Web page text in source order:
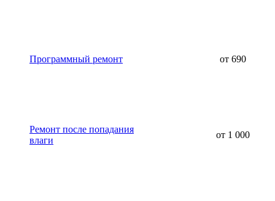
Программный ремонт от 690
Ремонт после попадания
влаги
от 1 000